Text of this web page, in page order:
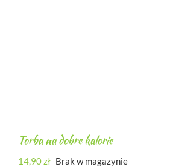
Torba na dobre kalorie
14,90zł Brak w magazynie